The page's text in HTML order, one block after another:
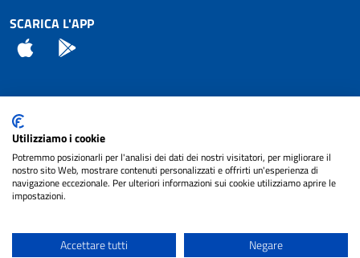
SCARICA L'APP
App Store
Attuazione Misure PNRR
Piano di miglioramento del sito
Note legali
cura diNET SMART
Utilizziamo i cookie
Potremmo posizionarli per l'analisi dei dati dei nostri visitatori, per migliorare il
nostro sito Web, mostrare contenuti personalizzati e offrirti un'esperienza di
navigazione eccezionale. Per ulteriori informazioni sui cookie utilizziamo aprire le
impostazioni.
Accettare tutti Negare